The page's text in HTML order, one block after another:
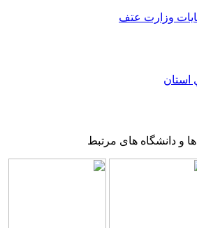
وزارت عتف
استان
و دانشگاه های مرتبط